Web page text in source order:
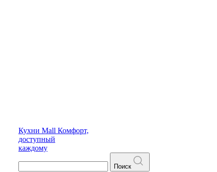
Кухни Mall Комфорт,
доступный
каждому
Поиск